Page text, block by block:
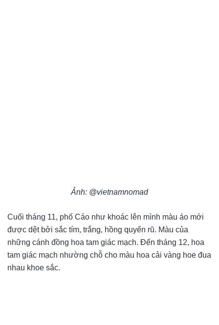
Ảnh: @vietnamnomad
Cuối tháng 11, phố Cáo như khoác lên mình màu áo mới
được dệt bởi sắc tím, trắng, hồng quyến rũ. Màu của
những cánh đồng hoa tam giác mạch. Đến tháng 12, hoa
tam giác mạch nhường chỗ cho màu hoa cải vàng hoe đua
nhau khoe sắc.